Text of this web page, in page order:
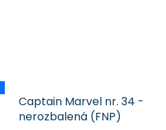
Captain Marvel nr. 34 -
nerozbalená (FNP)